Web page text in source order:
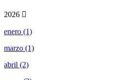
2026
enero (1)
marzo (1)
abril (2)